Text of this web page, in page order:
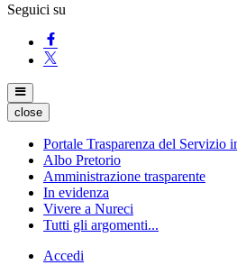
Seguici su
close
Portale Trasparenza del Servizio
Albo Pretorio
Amministrazione trasparente
In evidenza
Vivere a Nureci
Tutti gli argomenti...
Accedi